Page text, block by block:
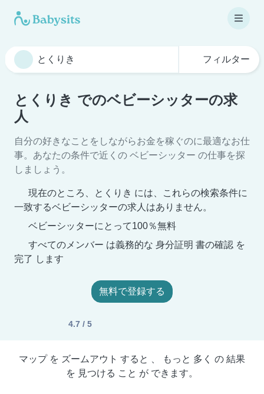
フィルター
とくりき でのベビーシッターの求
人
自分の好きなことをしながらお金を稼ぐのに最適なお仕
事。あなたの条件で近くの ベビーシッター の仕事を探
しましょう。
現在のところ、とくりき には、これらの検索条件に
一致するベビーシッターの求人はありません。
ベビーシッターにとって100％無料
すべてのメンバー は義務的な 身分証明 書の確認 を
完了 します
無料で登録する
4.7 / 5
マップ を ズームアウト すると 、 もっと 多く の 結果
を 見つける こと が できます。